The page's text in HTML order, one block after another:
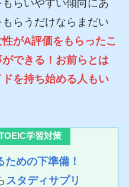
らいやすい傾向にあ
らうだけならまだい
がA評価をもらったこ
できる！お前らとは
を持ち始める人もい
学習対策
めの下準備！
スタディサプリ